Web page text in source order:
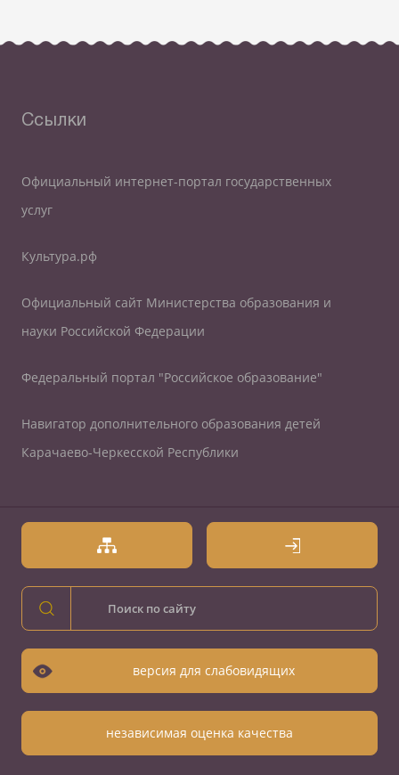
Ссылки
Официальный интернет-портал государственных
услуг
Культура.рф
Официальный сайт Министерства образования и
науки Российской Федерации
Федеральный портал "Российское образование"
Навигатор дополнительного образования детей
Карачаево-Черкесской Республики
версия для слабовидящих
независимая оценка качества